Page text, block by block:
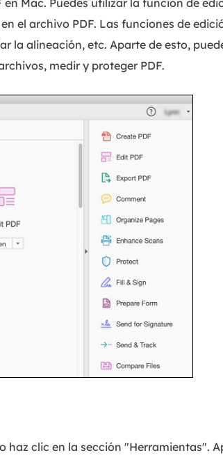
Mac. Puedes utilizar la función de
el archivo PDF. Las funciones de
la alineación, etc. Aparte de esto,
medir y proteger PDF.
haz clic en la sección "Herramientas".